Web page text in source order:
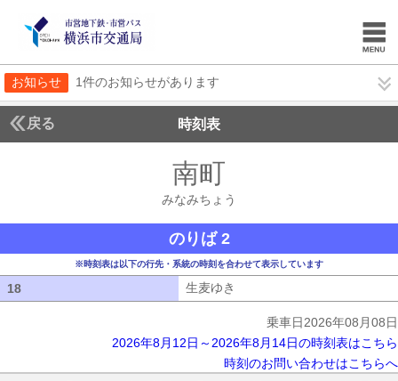
お知らせ 1件のお知らせがあります
戻る 時刻表
南町
みなみちょう
のりば 2
※時刻表は以下の行先・系統の時刻を合わせて表示しています
18 生麦ゆき
乗車日2026年08月08日
2026年8月12日～2026年8月14日の時刻表はこちら
時刻のお問い合わせはこちらへ